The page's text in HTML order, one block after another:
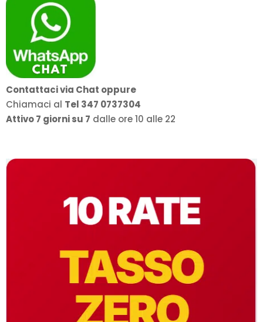
Contattaci via Chat oppure
Chiamaci al Tel 347 0737304
Attivo 7 giorni su 7 dalle ore 10 alle 22